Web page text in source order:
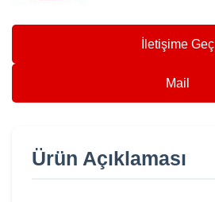
İletişime Geç
Mail
Ürün Açıklaması